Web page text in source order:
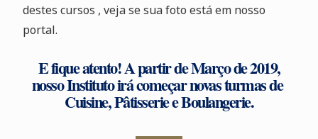
destes cursos , veja se sua foto está em nosso
portal.
E fique atento! A partir de Março de 2019,
nosso Instituto irá começar novas turmas de
Cuisine, Pâtisserie e Boulangerie.